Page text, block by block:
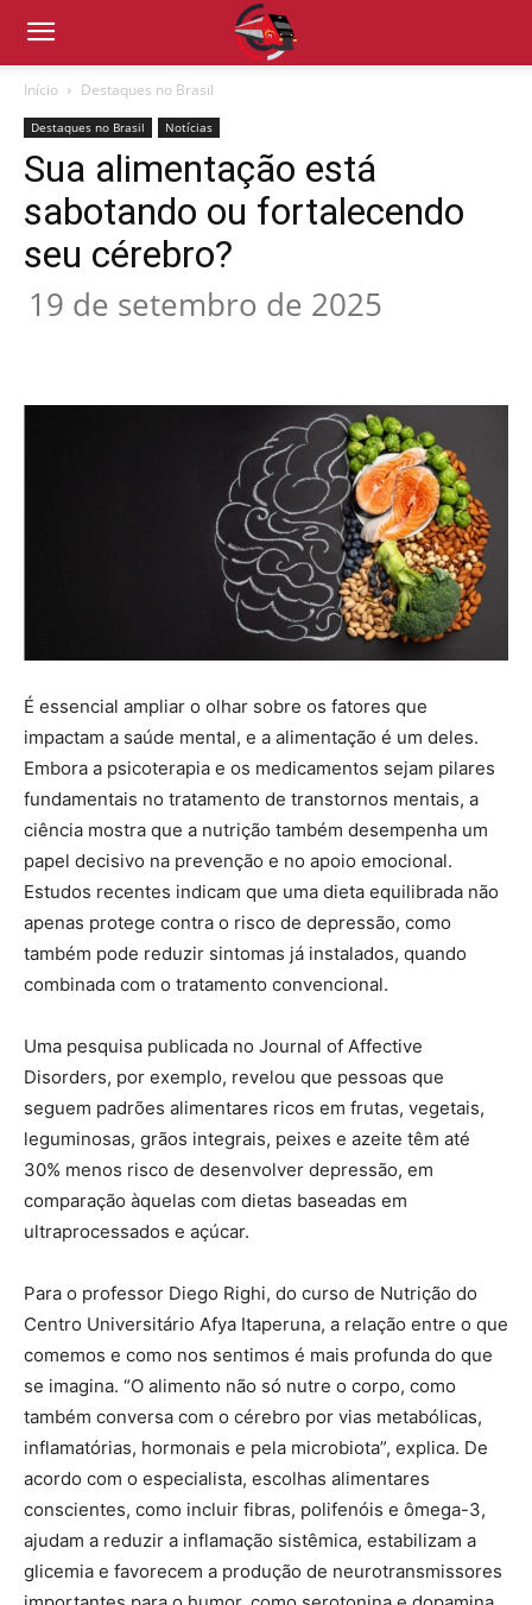
Início Destaques no Brasil
Destaques no Brasil Notícias
Sua alimentação está
sabotando ou fortalecendo
seu cérebro?
19 de setembro de 2025
É essencial ampliar o olhar sobre os fatores que
impactam a saúde mental, e a alimentação é um deles.
Embora a psicoterapia e os medicamentos sejam pilares
fundamentais no tratamento de transtornos mentais, a
ciência mostra que a nutrição também desempenha um
papel decisivo na prevenção e no apoio emocional.
Estudos recentes indicam que uma dieta equilibrada não
apenas protege contra o risco de depressão, como
também pode reduzir sintomas já instalados, quando
combinada com o tratamento convencional.
Uma pesquisa publicada no Journal of Affective
Disorders, por exemplo, revelou que pessoas que
seguem padrões alimentares ricos em frutas, vegetais,
leguminosas, grãos integrais, peixes e azeite têm até
30% menos risco de desenvolver depressão, em
comparação àquelas com dietas baseadas em
ultraprocessados e açúcar.
Para o professor Diego Righi, do curso de Nutrição do
Centro Universitário Afya Itaperuna, a relação entre o que
comemos e como nos sentimos é mais profunda do que
se imagina. “O alimento não só nutre o corpo, como
também conversa com o cérebro por vias metabólicas,
inflamatórias, hormonais e pela microbiota”, explica. De
acordo com o especialista, escolhas alimentares
conscientes, como incluir fibras, polifenóis e ômega-3,
ajudam a reduzir a inflamação sistêmica, estabilizam a
glicemia e favorecem a produção de neurotransmissores